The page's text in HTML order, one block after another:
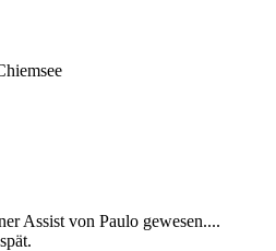
Assist von Paulo gewesen....